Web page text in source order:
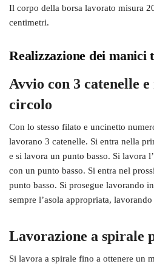
Il corpo della borsa lavorato misura
centimetri.
Realizzazione dei manici
Avvio con 3 catenelle e
circolo
Con lo stesso filato e uncinetto
lavorano 3 catenelle. Si entra nella
e si lavora un punto basso. Si lavora
con un punto basso. Si entra nel
punto basso. Si prosegue lavorando
sempre l’asola appropriata,
Lavorazione a spirale
Si lavora a spirale fino a ottenere un